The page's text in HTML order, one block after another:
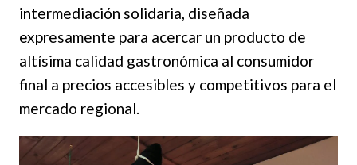
intermediación solidaria, diseñada
expresamente para acercar un producto de
altísima calidad gastronómica al consumidor
final a precios accesibles y competitivos para el
mercado regional.